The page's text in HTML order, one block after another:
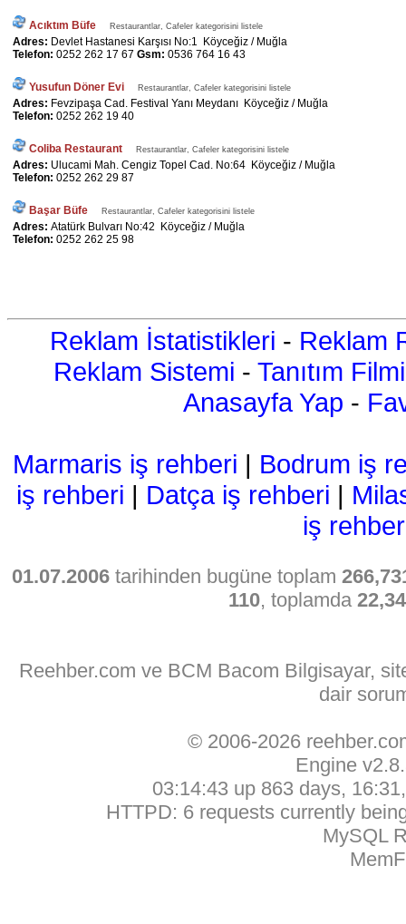
Acıktım Büfe Restaurantlar, Cafeler kategorisini listele
Adres: Devlet Hastanesi Karşısı No:1 Köyceğiz / Muğla
Telefon: 0252 262 17 67 Gsm: 0536 764 16 43
Yusufun Döner Evi Restaurantlar, Cafeler kategorisini listele
Adres: Fevzipaşa Cad. Festival Yanı Meydanı Köyceğiz / Muğla
Telefon: 0252 262 19 40
Coliba Restaurant Restaurantlar, Cafeler kategorisini listele
Adres: Ulucami Mah. Cengiz Topel Cad. No:64 Köyceğiz / Muğla
Telefon: 0252 262 29 87
Başar Büfe Restaurantlar, Cafeler kategorisini listele
Adres: Atatürk Bulvarı No:42 Köyceğiz / Muğla
Telefon: 0252 262 25 98
Reklam İstatistikleri - Reklam
Reklam Sistemi - Tanıtım Filmi
Anasayfa Yap -
Marmaris iş rehberi | Bodrum iş
iş rehberi | Datça iş rehberi |
iş
01.07.2006tarihinden bugüne toplam
110, toplamda
Reehber.com ve BCM Bacom Bilgisayar,
dair
© 2006-2026
Engine
03:14:43 up 863 days,
HTTPD: 6 requests currently
MySQL